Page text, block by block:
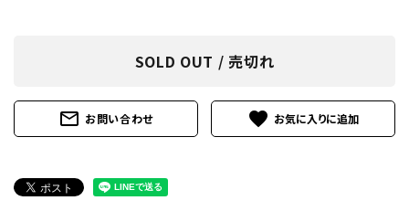
SOLD OUT / 売切れ
mail_outline お問い合わせ favorite